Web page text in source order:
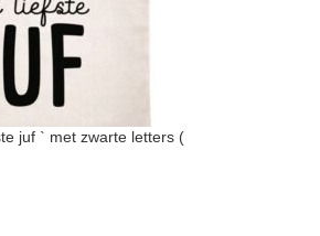
juf ` met zwarte letters (